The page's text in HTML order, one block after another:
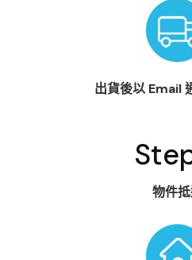
出貨後以 Email
物件